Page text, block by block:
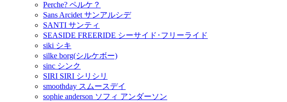
Perche? ペルケ？
Sans Arcidet サンアルシデ
SANTI サンティ
SEASIDE FREERIDE シーサイド･フリーライド
siki シキ
silke borg(シルケボー)
sinc シンク
SIRI SIRI シリシリ
smoothday スムースデイ
sophie anderson ソフィ アンダーソン